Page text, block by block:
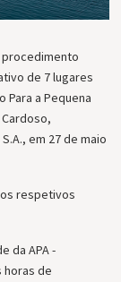
procedimento
de 7 lugares
Para a Pequena
em 27 de maio
respetivos
da APA -
horas de